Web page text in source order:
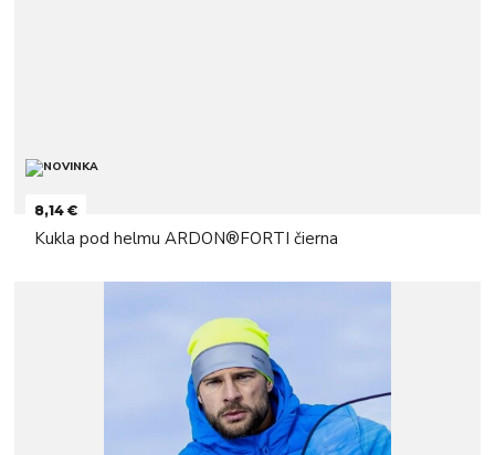
8,14 €
Kukla pod helmu ARDON®FORTI čierna